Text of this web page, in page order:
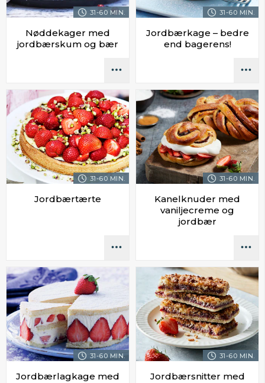
31-60 MIN.
Nøddekager med
jordbærskum og bær
31-60 MIN.
Jordbærkage – bedre
end bagerens!
31-60 MIN.
Jordbærtærte
31-60 MIN.
Kanelknuder med
vaniljecreme og
jordbær
31-60 MIN.
Jordbærlagkage med
31-60 MIN.
Jordbærsnitter med